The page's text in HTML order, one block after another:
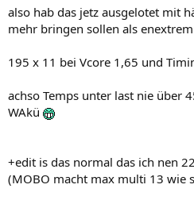
also hab das jetz ausgelotet mit
mehr bringen sollen als enextrem
195 x 11 bei Vcore 1,65 und
achso Temps unter last nie über
WAkü
+edit is das normal das ich nen
(MOBO macht max multi 13 wie